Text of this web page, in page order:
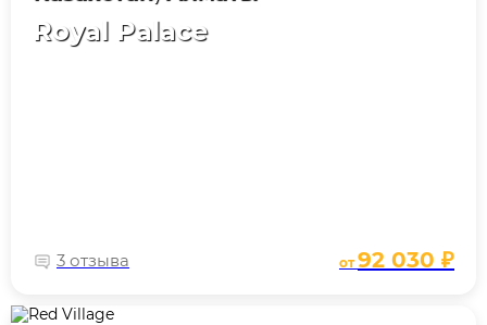
Royal Palace
3 отзыва от92 030 ₽